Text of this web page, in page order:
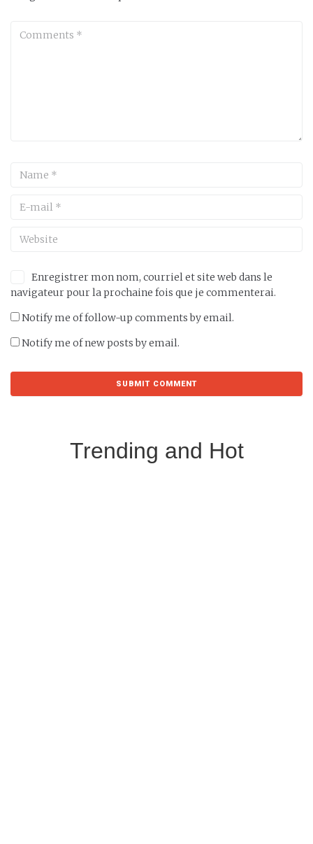
Enregistrer mon nom, courriel et site web dans le
navigateur pour la prochaine fois que je commenterai.
Notify me of follow-up comments by email.
Notify me of new posts by email.
Trending and Hot